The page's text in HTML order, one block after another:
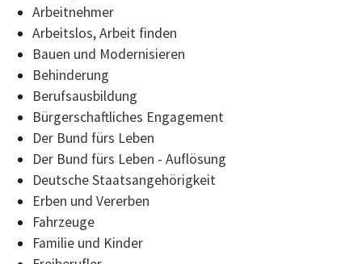
Arbeitnehmer
Arbeitslos, Arbeit finden
Bauen und Modernisieren
Behinderung
Berufsausbildung
Bürgerschaftliches Engagement
Der Bund fürs Leben
Der Bund fürs Leben - Auflösung
Deutsche Staatsangehörigkeit
Erben und Vererben
Fahrzeuge
Familie und Kinder